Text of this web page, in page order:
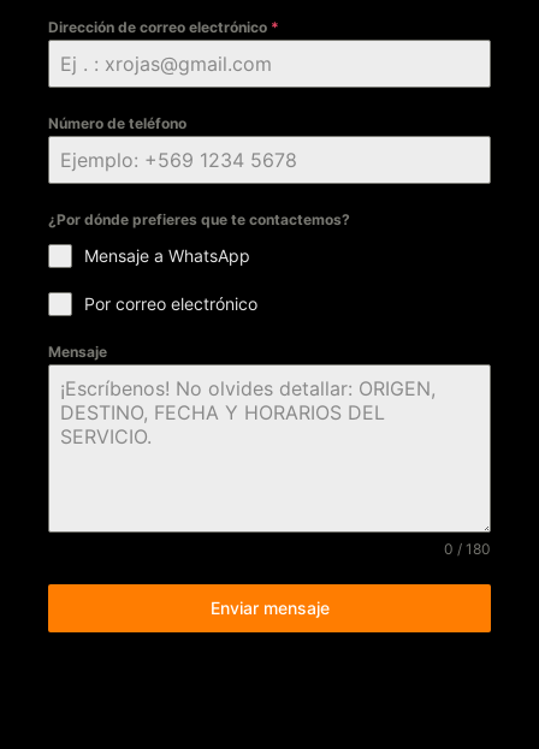
Dirección de correo electrónico *
Número de teléfono
¿Por dónde prefieres que te contactemos?
Mensaje a WhatsApp
Por correo electrónico
Mensaje
0 / 180
Enviar mensaje